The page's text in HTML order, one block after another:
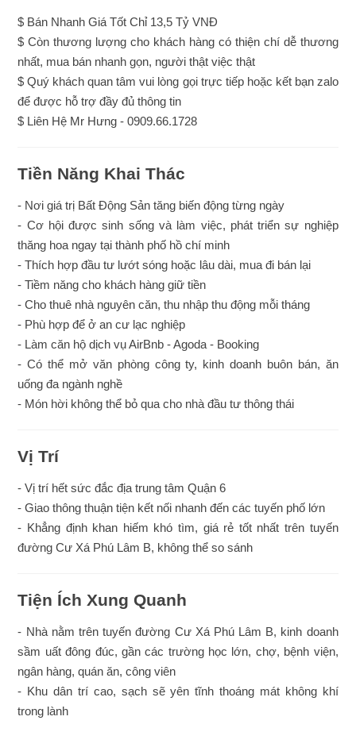
$ Bán Nhanh Giá Tốt Chỉ 13,5 Tỷ VNĐ
$ Còn thương lượng cho khách hàng có thiện chí dễ thương
nhất, mua bán nhanh gọn, người thật việc thật
$ Quý khách quan tâm vui lòng gọi trực tiếp hoặc kết bạn zalo
để được hỗ trợ đầy đủ thông tin
$ Liên Hệ Mr Hưng - 0909.66.1728
Tiền Năng Khai Thác
- Nơi giá trị Bất Động Sản tăng biến động từng ngày
- Cơ hội được sinh sống và làm việc, phát triển sự nghiệp
thăng hoa ngay tại thành phố hồ chí minh
- Thích hợp đầu tư lướt sóng hoặc lâu dài, mua đi bán lại
- Tiềm năng cho khách hàng giữ tiền
- Cho thuê nhà nguyên căn, thu nhập thu động mỗi tháng
- Phù hợp để ở an cư lạc nghiệp
- Làm căn hộ dịch vụ AirBnb - Agoda - Booking
- Có thể mở văn phòng công ty, kinh doanh buôn bán, ăn
uống đa ngành nghề
- Món hời không thể bỏ qua cho nhà đầu tư thông thái
Vị Trí
- Vị trí hết sức đắc địa trung tâm Quận 6
- Giao thông thuận tiện kết nối nhanh đến các tuyến phố lớn
- Khẳng định khan hiếm khó tìm, giá rẻ tốt nhất trên tuyến
đường Cư Xá Phú Lâm B, không thể so sánh
Tiện Ích Xung Quanh
- Nhà nằm trên tuyến đường Cư Xá Phú Lâm B, kinh doanh
sầm uất đông đúc, gần các trường học lớn, chợ, bệnh viện,
ngân hàng, quán ăn, công viên
- Khu dân trí cao, sạch sẽ yên tĩnh thoáng mát không khí
trong lành